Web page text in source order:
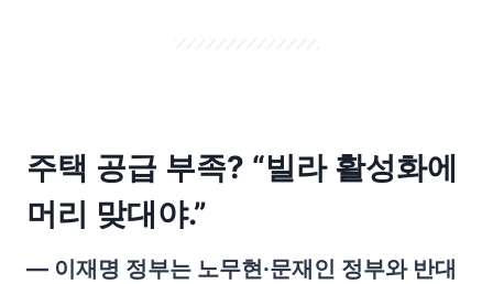
주택 공급 부족? “빌라 활성화에
머리 맞대야.”
— 이재명 정부는 노무현·문재인 정부와 반대